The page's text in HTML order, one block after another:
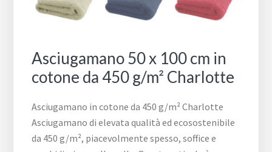
Asciugamano 50 x 100 cm in
cotone da 450 g/m² Charlotte
Asciugamano in cotone da 450 g/m² Charlotte
Asciugamano di elevata qualità ed ecosostenibile
da 450 g/m², piacevolmente spesso, soffice e